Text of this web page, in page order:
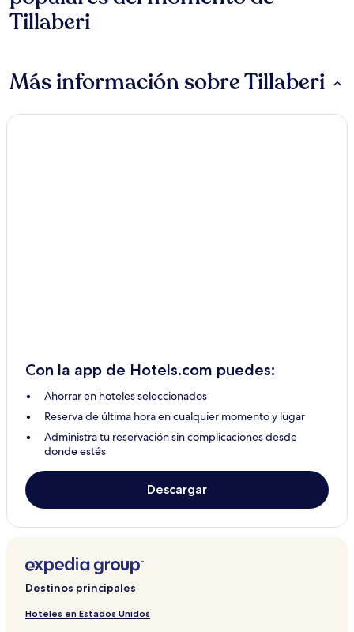
Tillaberi
Más información sobre Tillaberi
Con la app de Hotels.com puedes:
Ahorrar en hoteles seleccionados
Reserva de última hora en cualquier momento y lugar
Administra tu reservación sin complicaciones desde
donde estés
Descargar
Destinos principales
Hoteles en Estados Unidos